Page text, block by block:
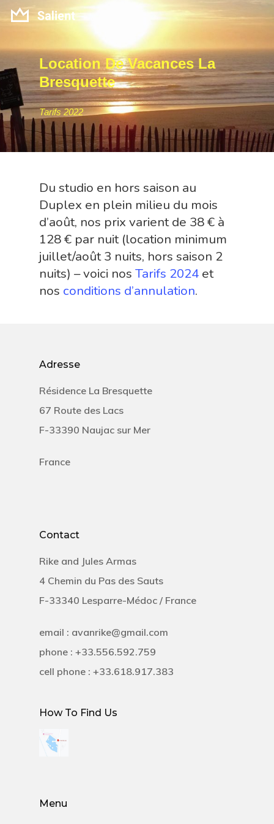
Hit enter to search or ESC to close
Location De Vacances La
Bresquette
Tarifs 2022
Du studio en hors saison au
Duplex en plein milieu du mois
d’août, nos prix varient de 38 € à
128 € par nuit (location minimum
juillet/août 3 nuits, hors saison 2
nuits) – voici nosTarifs 2024 et
nos conditions d’annulation.
Adresse
Résidence La Bresquette
67 Route des Lacs
F-33390 Naujac sur Mer
France
Contact
Rike and Jules Armas
4 Chemin du Pas des Sauts
F-33340 Lesparre-Médoc / France
email : avanrike@gmail.com
phone : +33.556.592.759
cell phone : +33.618.917.383
How To Find Us
Menu